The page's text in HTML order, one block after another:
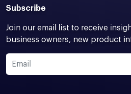
Subscribe
Join our email list to receive
business owners, new product